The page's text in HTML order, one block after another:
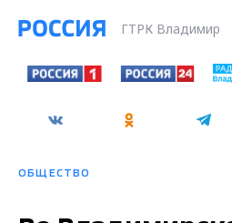
ГТРК Владимир
ОБЩЕСТВО